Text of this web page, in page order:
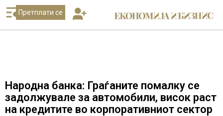
Претплати се
Народна банка: Граѓаните помалку се
задолжувале за автомобили, висок раст
на кредитите во корпоративниот сектор